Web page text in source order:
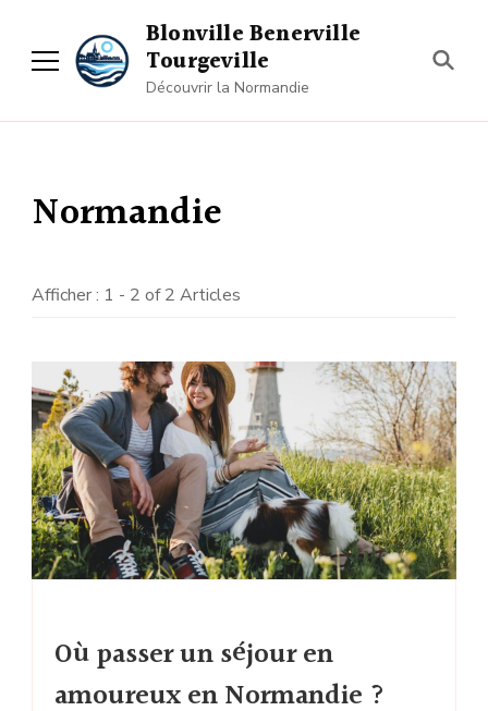
Blonville Benerville
Tourgeville
Découvrir la Normandie
Normandie
Afficher : 1 - 2 of 2 Articles
Où passer un séjour en
amoureux en Normandie ?